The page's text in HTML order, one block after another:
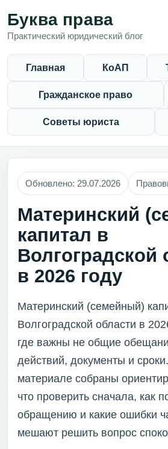
Буква права
Практический юридический блог
Главная КоАП
Гражданское право
Советы юриста
Обновлено: 29.07.2026
Материнский
капитал в
Волгоградской
в 2026 году
Материнский (семейный)
Волгоградской области в
где важны не общие
действий, документы и
материале собраны
что проверить сначала, как
обращению и какие ошибки
мешают решить вопрос